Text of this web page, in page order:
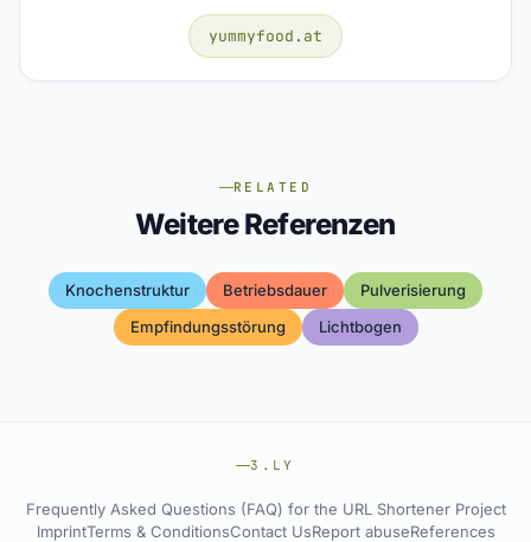
yummyfood.at
RELATED
Weitere Referenzen
Knochenstruktur Betriebsdauer
Pulverisierung
Empfindungsstörung
Lichtbogen
3.LY
Frequently Asked Questions (FAQ) for the URL Shortener Project
ImprintTerms & ConditionsContact UsReport abuseReferences